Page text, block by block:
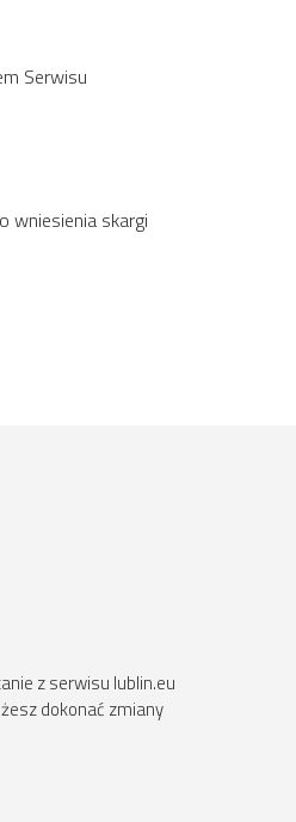
Serwisu
wniesienia skargi
z serwisu lublin.eu
dokonać zmiany